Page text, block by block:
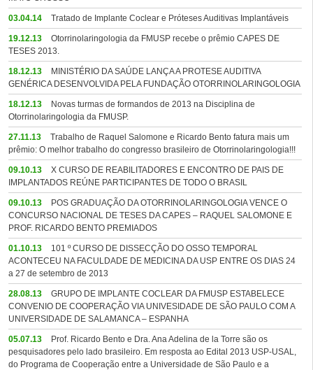
03.04.14 Tratado de Implante Coclear e Próteses Auditivas Implantáveis
19.12.13
Otorrinolaringologia da FMUSP recebe o prêmio CAPES DE
TESES 2013.
18.12.13
MINISTÉRIO DA SAÚDE LANÇA A PROTESE AUDITIVA
GENÉRICA DESENVOLVIDA PELA FUNDAÇÃO OTORRINOLARINGOLOGIA
18.12.13
Novas turmas de formandos de 2013 na Disciplina de
Otorrinolaringologia da FMUSP.
27.11.13
Trabalho de Raquel Salomone e Ricardo Bento fatura mais um
prêmio: O melhor trabalho do congresso brasileiro de Otorrinolaringologia!!!
09.10.13
X CURSO DE REABILITADORES E ENCONTRO DE PAIS DE
IMPLANTADOS REÚNE PARTICIPANTES DE TODO O BRASIL
09.10.13
POS GRADUAÇÃO DA OTORRINOLARINGOLOGIA VENCE O
CONCURSO NACIONAL DE TESES DA CAPES – RAQUEL SALOMONE E
PROF. RICARDO BENTO PREMIADOS
01.10.13
101 º CURSO DE DISSECÇÃO DO OSSO TEMPORAL
ACONTECEU NA FACULDADE DE MEDICINA DA USP ENTRE OS DIAS 24
a 27 de setembro de 2013
28.08.13
GRUPO DE IMPLANTE COCLEAR DA FMUSP ESTABELECE
CONVENIO DE COOPERAÇÃO VIA UNIVESIDADE DE SÃO PAULO COM A
UNIVERSIDADE DE SALAMANCA – ESPANHA
05.07.13
Prof. Ricardo Bento e Dra. Ana Adelina de la Torre são os
pesquisadores pelo lado brasileiro. Em resposta ao Edital 2013 USP-USAL,
do Programa de Cooperação entre a Universidade de São Paulo e a